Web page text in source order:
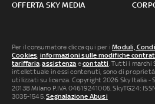
OFFERTA SKY MEDIA
Per il consumatore clicca qui per iModuli,
Cookies, informazioni sulle modifiche
tariffaria,assistenza econtatti. Tutti i
intellettuale in essi contenuti, sono di
utilizzati su licenza. Copyright 2026 Sky Italia -
20138 Milano P.IVA 04619241005. SkyTG24:
3035-1545.Segnalazione Abusi